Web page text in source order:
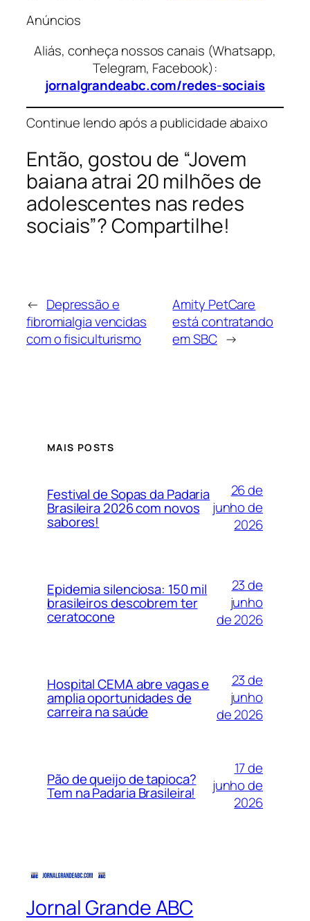
Anúncios
Aliás, conheça nossos canais (Whatsapp,
Telegram, Facebook):
jornalgrandeabc.com/redes-sociais
Continue lendo após a publicidade abaixo
Então, gostou de “Jovem
baiana atrai 20 milhões de
adolescentes nas redes
sociais”? Compartilhe!
← Depressão e
fibromialgia vencidas
com o fisiculturismo
Amity PetCare
está contratando
em SBC →
MAIS POSTS
Festival de Sopas da Padaria
Brasileira 2026 com novos
sabores!
26 de
junho de
2026
Epidemia silenciosa: 150 mil
brasileiros descobrem ter
ceratocone
23 de
junho
de 2026
Hospital CEMA abre vagas e
amplia oportunidades de
carreira na saúde
23 de
junho
de 2026
Pão de queijo de tapioca?
Tem na Padaria Brasileira!
17 de
junho de
2026
Jornal Grande ABC